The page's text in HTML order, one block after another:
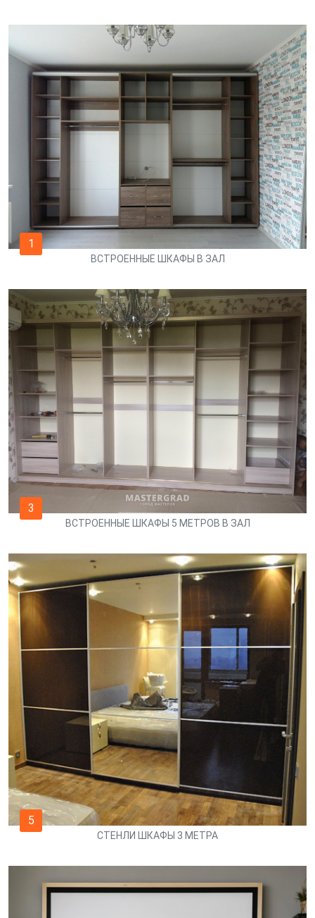
1
ВСТРОЕННЫЕ ШКАФЫ В ЗАЛ
3
ВСТРОЕННЫЕ ШКАФЫ 5 МЕТРОВ В ЗАЛ
5
СТЕНЛИ ШКАФЫ 3 МЕТРА